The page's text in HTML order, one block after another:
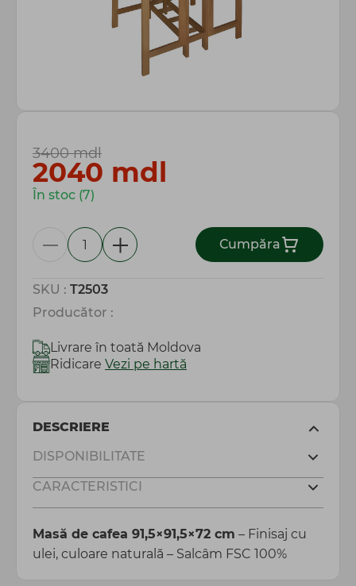
Totul pentru gospodărie
SKU : T2503
Producător :
3400 mdl
2040 mdl
În stoc (7)
Сumpăra
Livrare în toată Moldova
Ridicare Vezi pe hartă
DESCRIERE
DISPONIBILITATE
CARACTERISTICI
Masă de cafea 91,5×91,5×72 cm – Finisaj cu
ulei, culoare naturală – Salcâm FSC 100%